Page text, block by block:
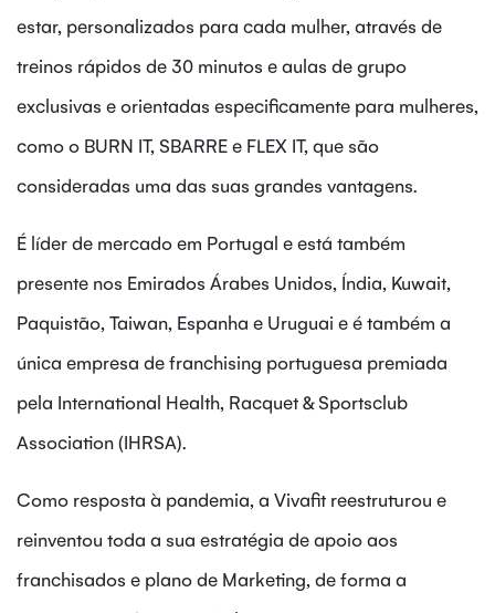
estar, personalizados para cada mulher, através de
treinos rápidos de 30 minutos e aulas de grupo
exclusivas e orientadas especificamente para mulheres,
como o BURN IT, SBARRE e FLEX IT, que são
consideradas uma das suas grandes vantagens.
É líder de mercado em Portugal e está também
presente nos Emirados Árabes Unidos, Índia, Kuwait,
Paquistão, Taiwan, Espanha e Uruguai e é também a
única empresa de franchising portuguesa premiada
pela International Health, Racquet & Sportsclub
Association (IHRSA).
Como resposta à pandemia, a Vivafit reestruturou e
reinventou toda a sua estratégia de apoio aos
franchisados e plano de Marketing, de forma a